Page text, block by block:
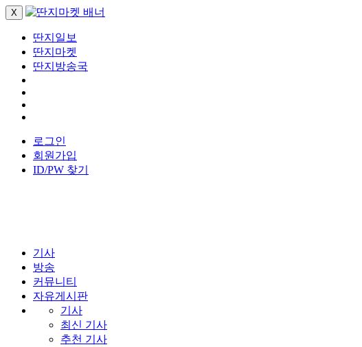
X
딴지일보
딴지마켓
딴지방송국
로그인
회원가입
ID/PW 찾기
기사
방송
커뮤니티
자유게시판
기사
최신 기사
추천 기사